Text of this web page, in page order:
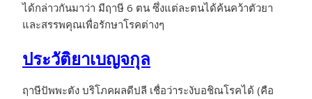
ได้กล่าวกันมาว่า มีฤาษี 6 ตน ซึ่งแต่ละตนได้ค้นคว้าตัวยา
และสรรพคุณเพื่อรักษาโรคต่างๆ
ประวัติยาเบญจกุล
ฤาษีปัพพะตัง บริโภคผลดีปลี เชื่อว่าระงับอชิณโรคได้ (คือ